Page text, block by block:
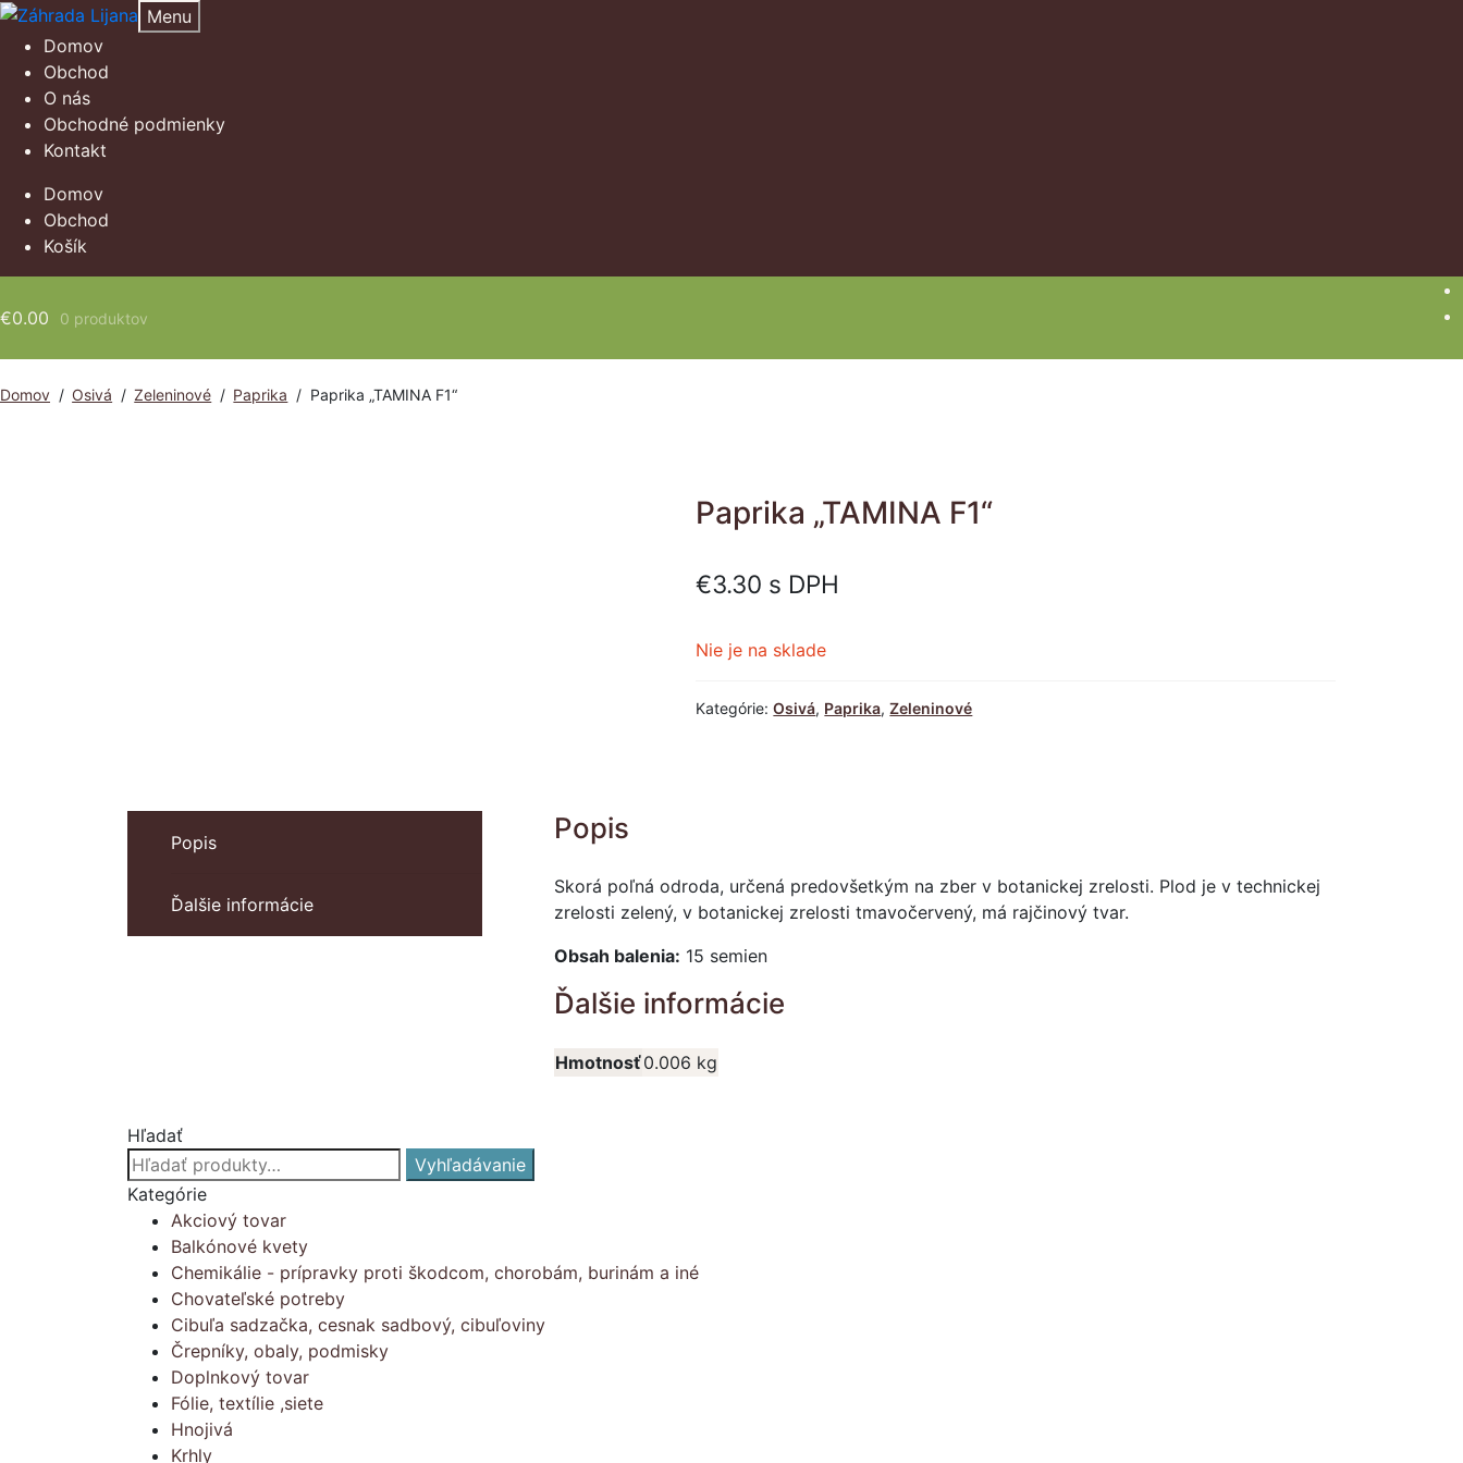
Preskočiť
navigáciu
Preskočiť
obsah
Menu
Domov
Obchod
O nás
Obchodné podmienky
Kontakt
Domov
Obchod
Košík
€0.00 0 produktov
Domov / Osivá / Zeleninové / Paprika / Paprika „TAMINA F1“
Paprika „TAMINA F1“
€3.30 s DPH
Nie je na sklade
Kategórie:Osivá, Paprika,Zeleninové
Popis
Ďalšie informácie
Popis
Skorá poľná odroda, určená predovšetkým na zber v botanickej zrelosti. Plod je v technickej
zrelosti zelený, v botanickej zrelosti tmavočervený, má rajčinový tvar.
Obsah balenia: 15 semien
Ďalšie informácie
Hmotnosť0.006 kg
Hľadať
Hľadať:
Vyhľadávanie
Kategórie
Akciový tovar
Balkónové kvety
Chemikálie - prípravky proti škodcom, chorobám, burinám a iné
Chovateľské potreby
Cibuľa sadzačka, cesnak sadbový, cibuľoviny
Črepníky, obaly, podmisky
Doplnkový tovar
Fólie, textílie ,siete
Hnojivá
Krhly